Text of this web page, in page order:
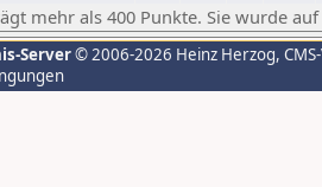
mehr als 400 Punkte. Sie wurde
Server© 2006-2026 Heinz Herzog,